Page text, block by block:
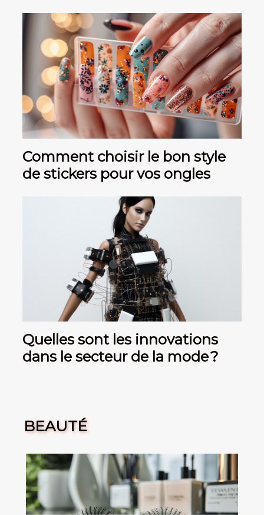
Comment choisir le bon style
de stickers pour vos ongles
Quelles sont les innovations
dans le secteur de la mode ?
BEAUTÉ